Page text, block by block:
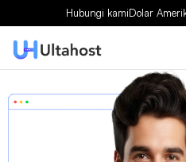
Hubungi kamiDolar